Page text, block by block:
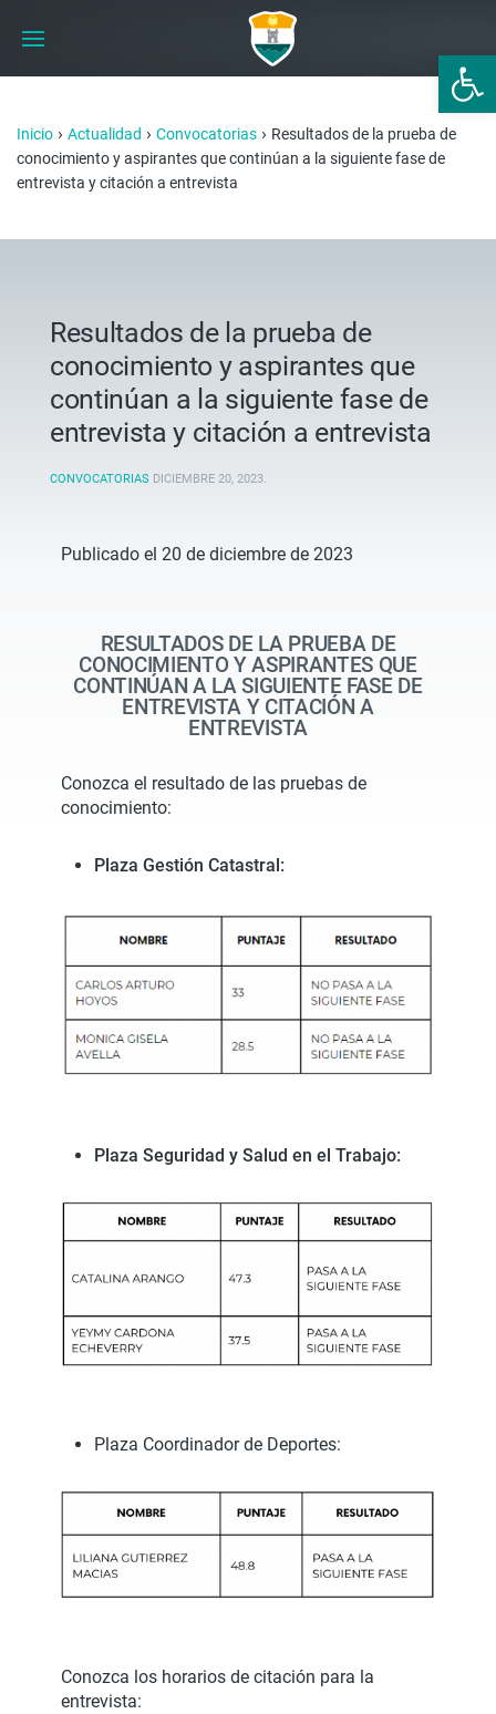
Abrir
Inicio › Actualidad › Convocatorias › Resultados de la prueba de
conocimiento y aspirantes que continúan a la siguiente fase de
entrevista y citación a entrevista
Resultados de la prueba de
conocimiento y aspirantes que
continúan a la siguiente fase de
entrevista y citación a entrevista
CONVOCATORIAS DICIEMBRE 20, 2023.
Publicado el 20 de diciembre de 2023
RESULTADOS DE LA PRUEBA DE
CONOCIMIENTO Y ASPIRANTES QUE
CONTINÚAN A LA SIGUIENTE FASE DE
ENTREVISTA Y CITACIÓN A
ENTREVISTA
Conozca el resultado de las pruebas de
conocimiento:
Plaza Gestión Catastral:
Plaza Seguridad y Salud en el Trabajo:
Plaza Coordinador de Deportes:
Conozca los horarios de citación para la
entrevista: